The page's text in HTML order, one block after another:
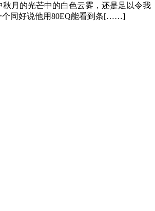
月的光芒中的白色云雾，还是足以令我
个同好说他用80EQ能看到条[……]